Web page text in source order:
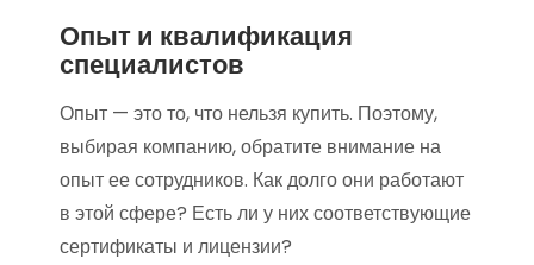
Опыт и квалификация
специалистов
Опыт — это то, что нельзя купить. Поэтому,
выбирая компанию, обратите внимание на
опыт ее сотрудников. Как долго они работают
в этой сфере? Есть ли у них соответствующие
сертификаты и лицензии?